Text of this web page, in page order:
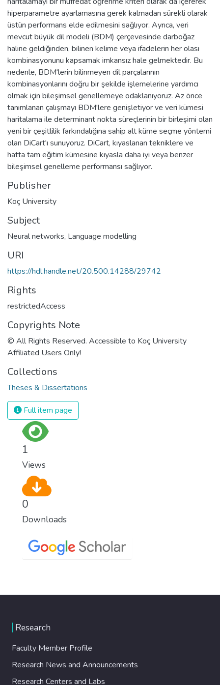
hiperparametre ayarlamasına gerek kalmadan sürekli olarak
üstün performans elde edilmesini sağlıyor. Ayrıca, veri
mevcut büyük dil modeli (BDM) çerçevesinde darboğaz
haline geldiğinden, bilinen kelime veya ifadelerin her olası
kombinasyonunu kapsamak imkansız hale gelmektedir. Bu
nedenle, BDM'lerin bilinmeyen dil parçalarının
kombinasyonlarını doğru bir şekilde işlemelerine yardımcı
olmak için bileşimsel genellemeye odaklanıyoruz. Az önce
tanımlanan çalışmayı BDM'lere genişletiyor ve veri kümesi
haritalama ile determinant nokta süreçlerinin bir birleşimi olan
yeni bir çeşitlilik farkındalığına sahip alt küme seçme yöntemi
olan DiCart'ı sunuyoruz. DiCart, kıyaslanan tekniklere ve
hatta tam eğitim kümesine kıyasla daha iyi veya benzer
bileşimsel genelleme performansı sağlıyor.
Publisher
Koç University
Subject
Neural networks, Language modelling
URI
https://hdl.handle.net/20.500.14288/29742
Rights
restrictedAccess
Copyrights Note
© All Rights Reserved. Accessible to Koç University
Affiliated Users Only!
Collections
Theses & Dissertations
Full item page
1
Views
0
Downloads
Research
Faculty Member Profile
Research News and Announcements
Research Centers and Labs